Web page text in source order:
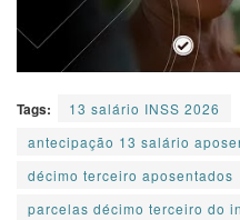
Tags:
13 salário INSS 2026
antecipação 13 salário
décimo terceiro aposentados
parcelas décimo terceiro do